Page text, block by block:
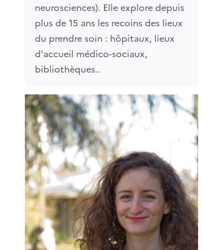
neurosciences). Elle explore depuis
plus de 15 ans les recoins des lieux
du prendre soin : hôpitaux, lieux
d'accueil médico-sociaux,
bibliothèques..